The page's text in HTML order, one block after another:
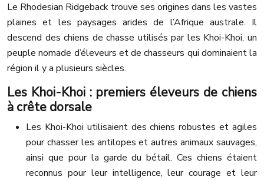
Le Rhodesian Ridgeback trouve ses origines dans les vastes
plaines et les paysages arides de l’Afrique australe. Il
descend des chiens de chasse utilisés par les Khoi-Khoi, un
peuple nomade d’éleveurs et de chasseurs qui dominaient la
région il y a plusieurs siècles.
Les Khoi-Khoi : premiers éleveurs de chiens
à crête dorsale
Les Khoi-Khoi utilisaient des chiens robustes et agiles
pour chasser les antilopes et autres animaux sauvages,
ainsi que pour la garde du bétail. Ces chiens étaient
reconnus pour leur intelligence, leur courage et leur